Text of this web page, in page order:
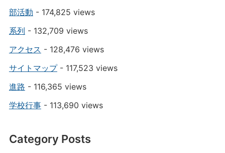
部活動 - 174,825 views
系列 - 132,709 views
アクセス - 128,476 views
サイトマップ- 117,523 views
進路 - 116,365 views
学校行事- 113,690 views
Category Posts